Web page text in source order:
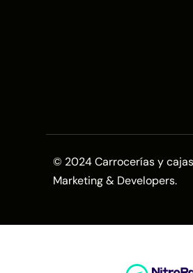
© 2024 Carrocerías y
Marketing & Developers.